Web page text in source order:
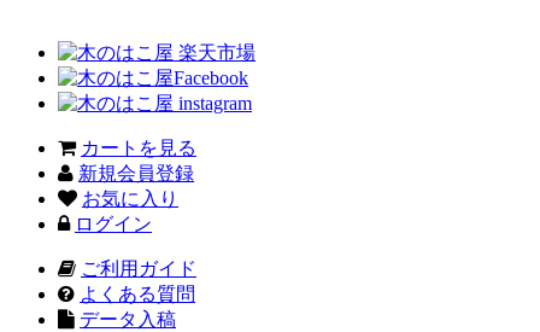
カートを見る
新規会員登録
お気に入り
ログイン
ご利用ガイド
よくある質問
データ入稿